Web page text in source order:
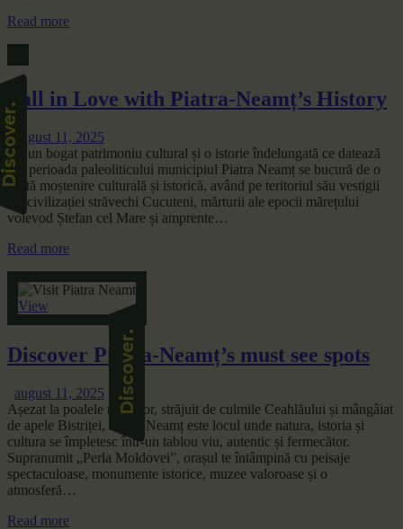
Read more
Fall in Love with Piatra-Neamț’s History
august 11, 2025
Cu un bogat patrimoniu cultural și o istorie îndelungată ce datează
din perioada paleoliticului municipiul Piatra Neamț se bucură de o
vastă moștenire culturală și istorică, având pe teritoriul său vestigii
ale civilizației străvechi Cucuteni, mărturii ale epocii mărețului
voievod Ștefan cel Mare și amprente…
Read more
View
Discover Piatra-Neamț’s must see spots
august 11, 2025
Așezat la poalele munților, străjuit de culmile Ceahlăului și mângâiat
de apele Bistriței, Piatra-Neamț este locul unde natura, istoria și
cultura se împletesc într-un tablou viu, autentic și fermecător.
Supranumit „Perla Moldovei”, orașul te întâmpină cu peisaje
spectaculoase, monumente istorice, muzee valoroase și o
atmosferă…
Read more